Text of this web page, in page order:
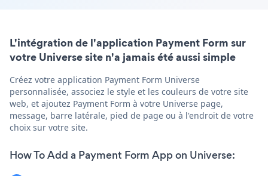
L'intégration de l'application Payment Form sur
votre Universe site n'a jamais été aussi simple
Créez votre application Payment Form Universe
personnalisée, associez le style et les couleurs de votre site
web, et ajoutez Payment Form à votre Universe page,
message, barre latérale, pied de page ou à l'endroit de votre
choix sur votre site.
How To Add a Payment Form App on Universe: